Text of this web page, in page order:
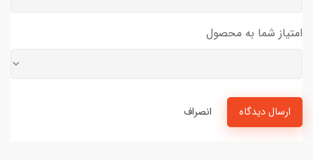
امتیاز شما به محصول
ارسال دیدگاه انصراف